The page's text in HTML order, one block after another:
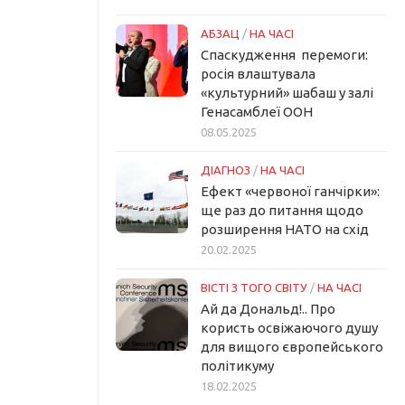
АБЗАЦ / НА ЧАСІ
Спаскудження перемоги:
росія влаштувала
«культурний» шабаш у залі
Генасамблеї ООН
08.05.2025
ДІАГНОЗ / НА ЧАСІ
Ефект «червоної ганчірки»:
ще раз до питання щодо
розширення НАТО на схід
20.02.2025
ВІСТІ З ТОГО СВІТУ / НА ЧАСІ
Ай да Дональд!.. Про
користь освіжаючого душу
для вищого європейського
політикуму
18.02.2025